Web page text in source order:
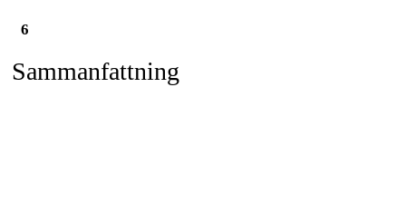
6
Sammanfattning